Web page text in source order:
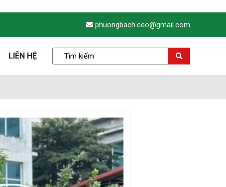
phuongbach.ceo@gmail.com
LIÊN HỆ